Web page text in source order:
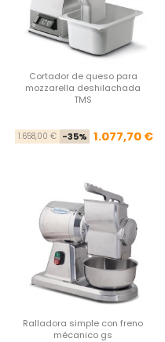
Cortador de queso para
mozzarella deshilachada
TMS
1.658,00 € -35% 1.077,70 €
Ralladora simple con freno
mécanico gs